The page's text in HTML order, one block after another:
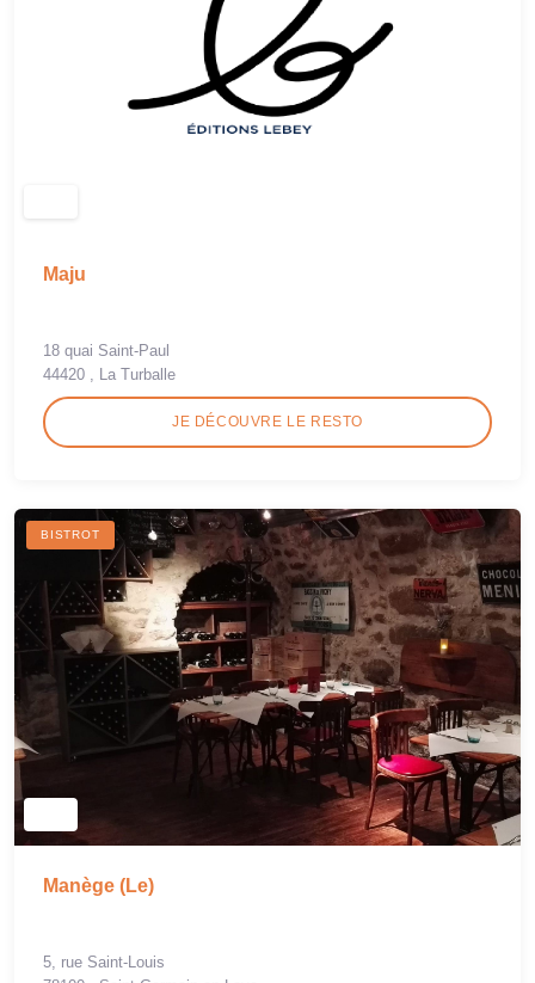
Maju
18 quai Saint-Paul
44420 , La Turballe
JE DÉCOUVRE LE RESTO
BISTROT
Manège (Le)
5, rue Saint-Louis